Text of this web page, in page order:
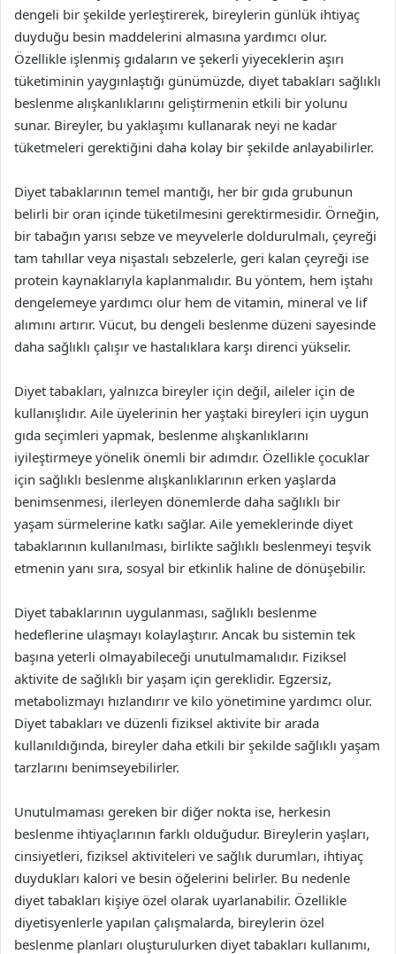
dengeli bir şekilde yerleştirerek, bireylerin günlük ihtiyaç
duyduğu besin maddelerini almasına yardımcı olur.
Özellikle işlenmiş gıdaların ve şekerli yiyeceklerin aşırı
tüketiminin yaygınlaştığı günümüzde, diyet tabakları sağlıklı
beslenme alışkanlıklarını geliştirmenin etkili bir yolunu
sunar. Bireyler, bu yaklaşımı kullanarak neyi ne kadar
tüketmeleri gerektiğini daha kolay bir şekilde anlayabilirler.
Diyet tabaklarının temel mantığı, her bir gıda grubunun
belirli bir oran içinde tüketilmesini gerektirmesidir. Örneğin,
bir tabağın yarısı sebze ve meyvelerle doldurulmalı, çeyreği
tam tahıllar veya nişastalı sebzelerle, geri kalan çeyreği ise
protein kaynaklarıyla kaplanmalıdır. Bu yöntem, hem iştahı
dengelemeye yardımcı olur hem de vitamin, mineral ve lif
alımını artırır. Vücut, bu dengeli beslenme düzeni sayesinde
daha sağlıklı çalışır ve hastalıklara karşı direnci yükselir.
Diyet tabakları, yalnızca bireyler için değil, aileler için de
kullanışlıdır. Aile üyelerinin her yaştaki bireyleri için uygun
gıda seçimleri yapmak, beslenme alışkanlıklarını
iyileştirmeye yönelik önemli bir adımdır. Özellikle çocuklar
için sağlıklı beslenme alışkanlıklarının erken yaşlarda
benimsenmesi, ilerleyen dönemlerde daha sağlıklı bir
yaşam sürmelerine katkı sağlar. Aile yemeklerinde diyet
tabaklarının kullanılması, birlikte sağlıklı beslenmeyi teşvik
etmenin yanı sıra, sosyal bir etkinlik haline de dönüşebilir.
Diyet tabaklarının uygulanması, sağlıklı beslenme
hedeflerine ulaşmayı kolaylaştırır. Ancak bu sistemin tek
başına yeterli olmayabileceği unutulmamalıdır. Fiziksel
aktivite de sağlıklı bir yaşam için gereklidir. Egzersiz,
metabolizmayı hızlandırır ve kilo yönetimine yardımcı olur.
Diyet tabakları ve düzenli fiziksel aktivite bir arada
kullanıldığında, bireyler daha etkili bir şekilde sağlıklı yaşam
tarzlarını benimseyebilirler.
Unutulmaması gereken bir diğer nokta ise, herkesin
beslenme ihtiyaçlarının farklı olduğudur. Bireylerin yaşları,
cinsiyetleri, fiziksel aktiviteleri ve sağlık durumları, ihtiyaç
duydukları kalori ve besin öğelerini belirler. Bu nedenle
diyet tabakları kişiye özel olarak uyarlanabilir. Özellikle
diyetisyenlerle yapılan çalışmalarda, bireylerin özel
beslenme planları oluşturulurken diyet tabakları kullanımı,